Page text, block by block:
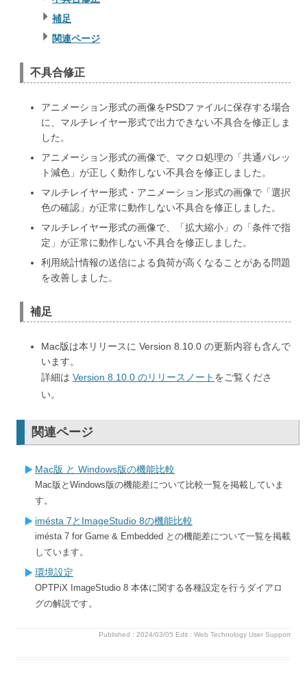
補足
関連ページ
不具合修正
アニメーション形式の画像をPSDファイルに保存する場合
に、マルチレイヤー形式で出力できない不具合を修正しま
した。
アニメーション形式の画像で、マクロ処理の「共通パレッ
ト減色」が正しく動作しない不具合を修正しました。
マルチレイヤー形式・アニメーション形式の画像で「選択
色の確認」が正常に動作しない不具合を修正しました。
マルチレイヤー形式の画像で、「拡大縮小」の「条件で指
定」が正常に動作しない不具合を修正しました。
利用統計情報の送信による負荷が高くなることがある問題
を改善しました。
補足
Mac版は本リリースに Version 8.10.0 の更新内容も含んで
います。
詳細は Version 8.10.0 のリリースノート をご覧くださ
い。
関連ページ
Mac版 と Windows版の機能比較
Mac版とWindows版の機能差について比較一覧を掲載していま
す。
imésta 7とImageStudio 8の機能比較
imésta 7 for Game & Embedded との機能差について一覧を掲載
しています。
環境設定
OPTPiX ImageStudio 8 本体に関する各種設定を行うダイアロ
グの解説です。
Published : 2024/03/05 Edit : Web Technology User Support